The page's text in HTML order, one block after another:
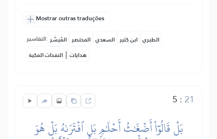
Mostrar outras traduções
التفاسير: المُيسَّر المختصر السعدي ابن كثير الطبري
النفحات المكية | هدايات
5 : 21
بَلۡ قَالُوٓاْ أَضۡغَٰثُ أَحۡلَٰمِۭ بَلِ ٱفۡتَرَىٰهُ بَلۡ هُوَ